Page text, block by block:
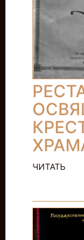
ЧИТАТЬ